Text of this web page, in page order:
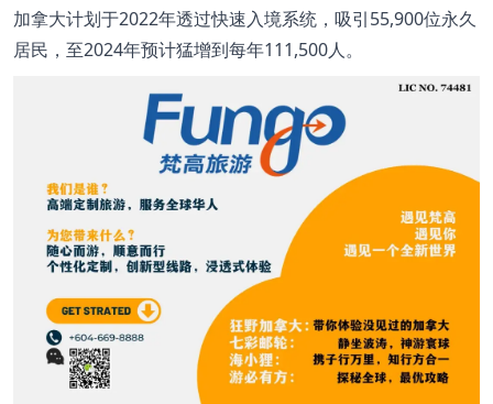
加拿大计划于2022年透过快速入境系统，吸引55,900位永久
居民，至2024年预计猛增到每年111,500人。